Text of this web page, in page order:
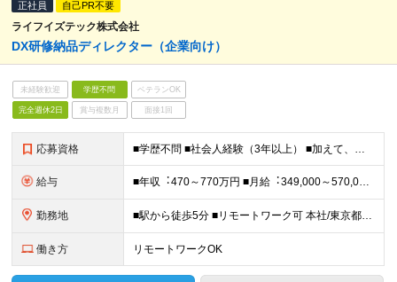
正社員 自己PR不要
ライフイズテック株式会社
DX研修納品ディレクター（企業向け）
未経験歓迎 学歴不問 ベテランOK
完全週休2日 賞与複数月 面接1回
応募資格 ■学歴不問 ■社会⼈経験（3年以上） ■加えて、下記いずれかのご経験 ・法⼈顧客と対峙しながら、プロジェクトマネジメント（⼤⼩様々なプロジェクトを複数同時に進⾏するマネジメント）をされてきたご経験 ・
給与 ■年収︓470～770万円 ■⽉給︓349,000～570,000円 └基本給︓265,547～433,928円 └固定残業代︓83,453～136,072円（40時間分） ※40時間を超える場合には
勤務地 ■駅から徒歩5分 ■リモートワーク可 本社/東京都港区南麻布2-12-3 南麻布ビル1F ※(変更の範囲)上記を除く当社関連勤務地
働き方 リモートワークOK